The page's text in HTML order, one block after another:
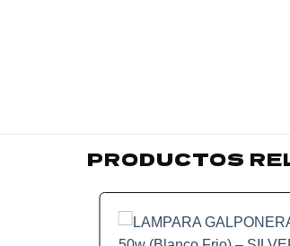
PRODUCTOS
Add